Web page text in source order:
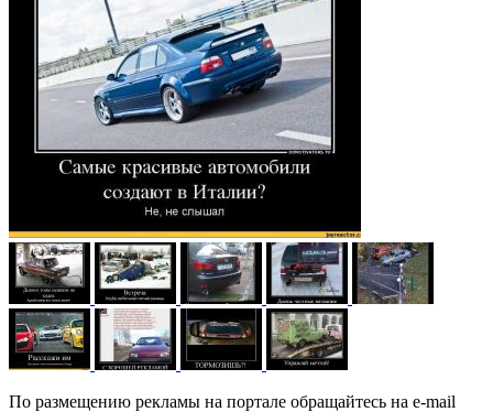
По размещению рекламы на портале обращайтесь на e-mail